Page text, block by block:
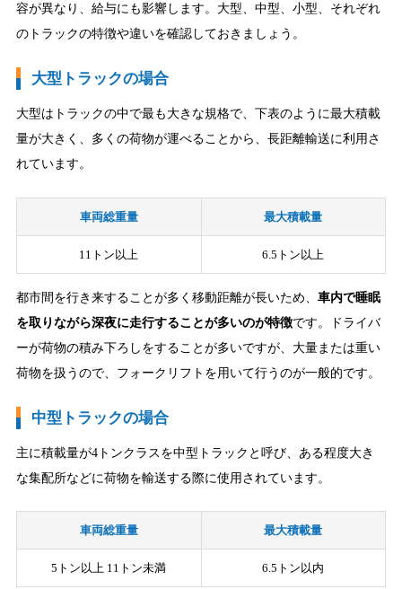
容が異なり、給与にも影響します。大型、中型、小型、それぞれ
のトラックの特徴や違いを確認しておきましょう。
大型トラックの場合
大型はトラックの中で最も大きな規格で、下表のように最大積載
量が大きく、多くの荷物が運べることから、長距離輸送に利用さ
れています。
車両総重量 最大積載量
11トン以上 6.5トン以上
都市間を行き来することが多く移動距離が長いため、 車内で睡眠
を取りながら深夜に走行することが多いのが特徴です。ドライバ
ーが荷物の積み下ろしをすることが多いですが、大量または重い
荷物を扱うので、フォークリフトを用いて行うのが一般的です。
中型トラックの場合
主に積載量が4トンクラスを中型トラックと呼び、ある程度大き
な集配所などに荷物を輸送する際に使用されています。
車両総重量 最大積載量
5トン以上 11トン未満 6.5トン以内